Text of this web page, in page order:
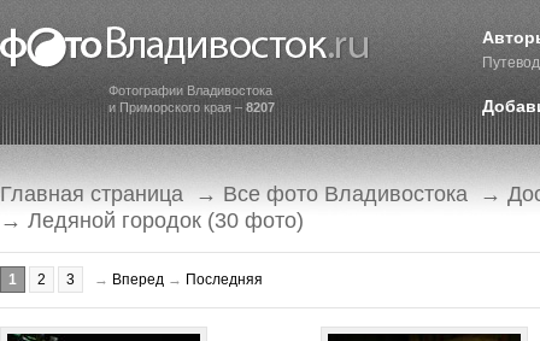
Фотографии Владивостока
и Приморского края – 8207
Главная страница → Все фото Владивостока →
→ Ледяной городок (30 фото)
1 2 3 → Вперед → Последняя